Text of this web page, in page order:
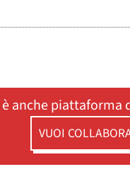
è anche
VUOI